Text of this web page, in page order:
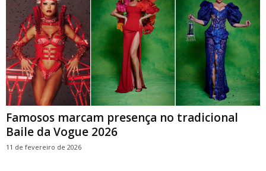
Famosos marcam presença no tradicional
Baile da Vogue 2026
11 de fevereiro de 2026